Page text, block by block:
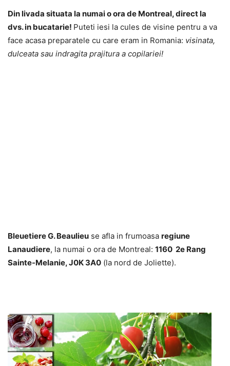
Din livada situata la numai o ora de Montreal, direct la
dvs. in bucatarie! Puteti iesi la cules de visine pentru a va
face acasa preparatele cu care eram in Romania: visinata,
dulceata sau indragita prajitura a copilariei!
Bleuetiere G. Beaulieu se afla in frumoasa regiune
Lanaudiere, la numai o ora de Montreal: 1160 2e Rang
Sainte-Melanie, J0K 3A0 (la nord de Joliette).